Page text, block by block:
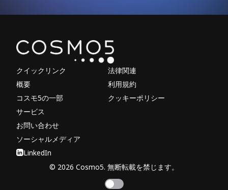
Explore other parts of
クイックリンク
概要
コスモ5の一部
サービス
お問い合わせ
法律関連
利用規約
クッキーポリシー
ソーシャルメディア
LinkedIn
© 2026 Cosmo5. 無断転載を禁じます。